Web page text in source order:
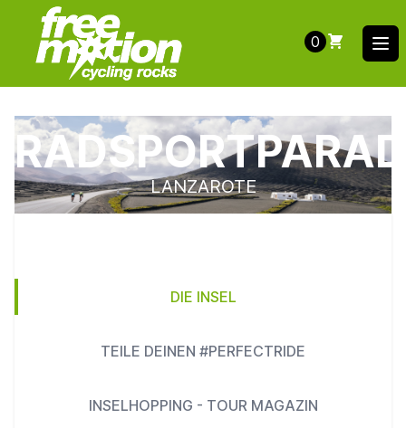
0
LANZAROTE
DIE INSEL
TEILE DEINEN #PERFECTRIDE
INSELHOPPING - TOUR MAGAZIN